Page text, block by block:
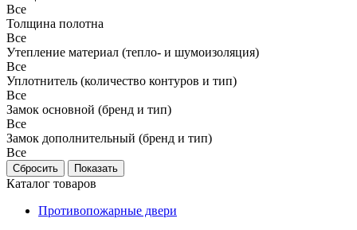
Все
Толщина полотна
Все
Утепление материал (тепло- и шумоизоляция)
Все
Уплотнитель (количество контуров и тип)
Все
Замок основной (бренд и тип)
Все
Замок дополнительный (бренд и тип)
Все
Каталог товаров
Противопожарные двери